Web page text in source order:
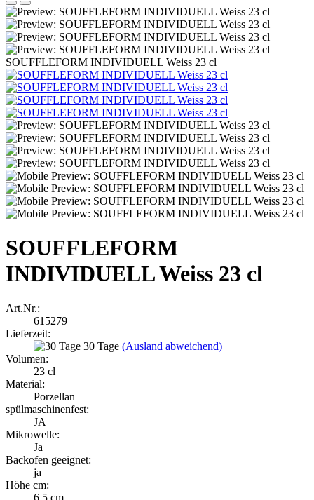
SOUFFLEFORM INDIVIDUELL Weiss 23 cl
SOUFFLEFORM
INDIVIDUELL Weiss 23 cl
Art.Nr.:
615279
Lieferzeit:
30 Tage (Ausland abweichend)
Volumen:
23 cl
Material:
Porzellan
spülmaschinenfest:
JA
Mikrowelle:
Ja
Backofen geeignet:
ja
Höhe cm:
6,5 cm